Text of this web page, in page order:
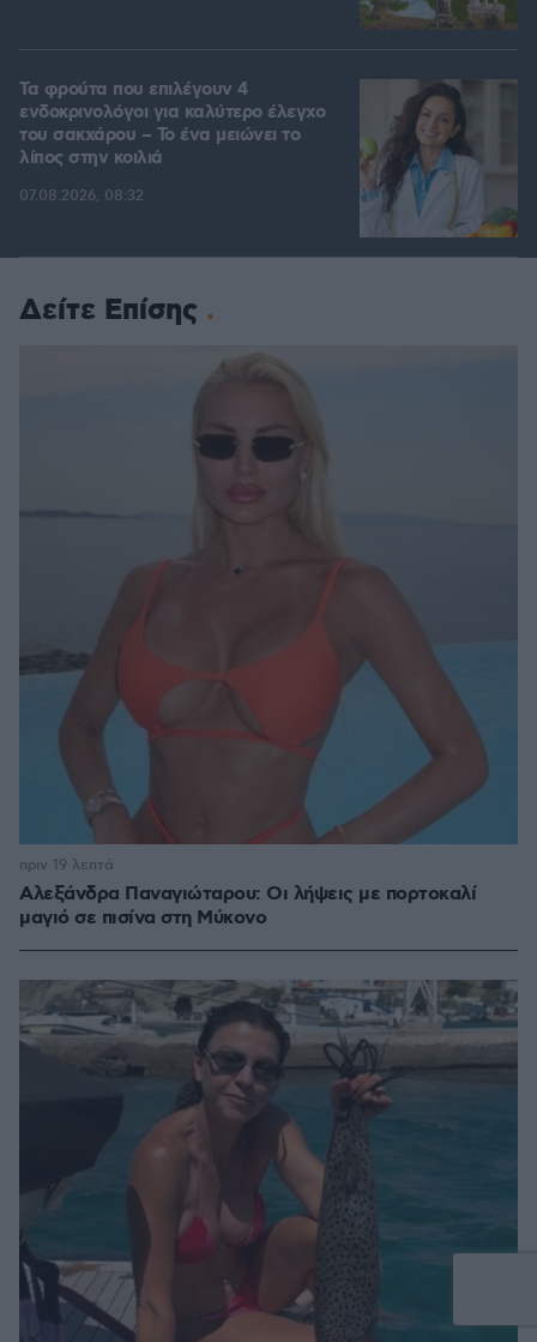
Τα φρούτα που επιλέγουν 4
ενδοκρινολόγοι για καλύτερο έλεγχο
του σακχάρου – Το ένα μειώνει το
λίπος στην κοιλιά
07.08.2026, 08:32
Δείτε Επίσης
Αλεξάνδρα Παναγιώταρου: Οι λήψεις με πορτοκαλί
μαγιό σε πισίνα στη Μύκονο
πριν 19 λεπτά